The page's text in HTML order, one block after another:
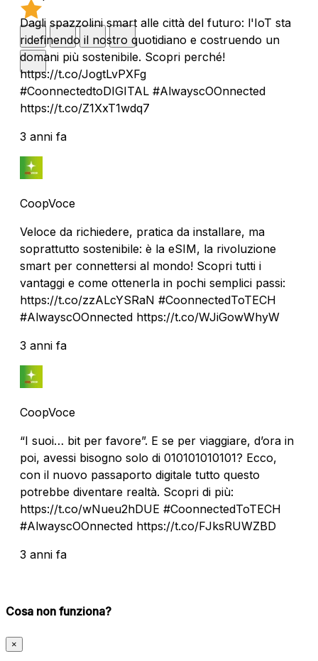
Dagli spazzolini smart alle città del futuro: l'IoT sta
ridefinendo il nostro quotidiano e costruendo un
domani più sostenibile. Scopri perché!
https://t.co/JogtLvPXFg
#CoonnectedtoDIGITAL #AlwayscOOnnected
https://t.co/Z1XxT1wdq7
3 anni fa
CoopVoce
Veloce da richiedere, pratica da installare, ma
soprattutto sostenibile: è la eSIM, la rivoluzione
smart per connettersi al mondo! Scopri tutti i
vantaggi e come ottenerla in pochi semplici passi:
https://t.co/zzALcYSRaN #CoonnectedToTECH
#AlwayscOOnnected https://t.co/WJiGowWhyW
3 anni fa
CoopVoce
“I suoi… bit per favore”. E se per viaggiare, d’ora in
poi, avessi bisogno solo di 010101010101? Ecco,
con il nuovo passaporto digitale tutto questo
potrebbe diventare realtà. Scopri di più:
https://t.co/wNueu2hDUE #CoonnectedToTECH
#AlwayscOOnnected https://t.co/FJksRUWZBD
3 anni fa
Cosa non funziona?
×